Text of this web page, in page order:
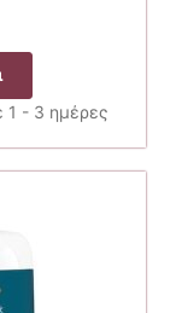
- 3 ημέρες